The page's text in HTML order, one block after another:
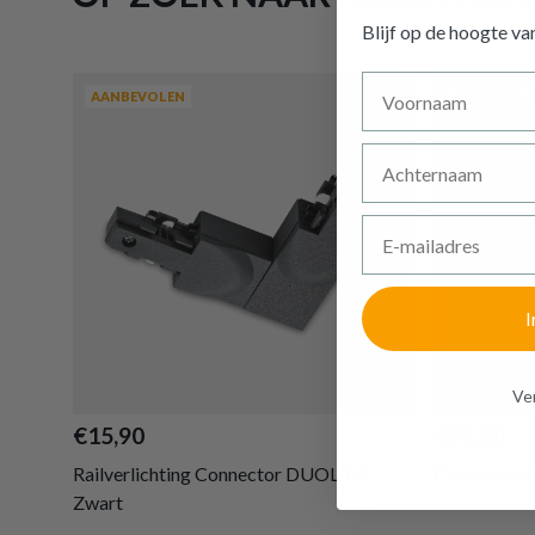
AANBEVOLEN
€15,90
Railverlichting Connector DUOLINE
Zwart
Blijf op de hoogte